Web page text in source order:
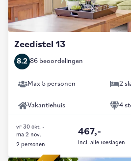
Zeedistel 13
8.2 86 beoordelingen
Max 5 personen 2
Vakantiehuis 4
467,-
Incl. alle toeslagen
vr 30 okt. -
ma 2 nov.
2 personen